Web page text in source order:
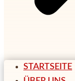
STARTSEITE